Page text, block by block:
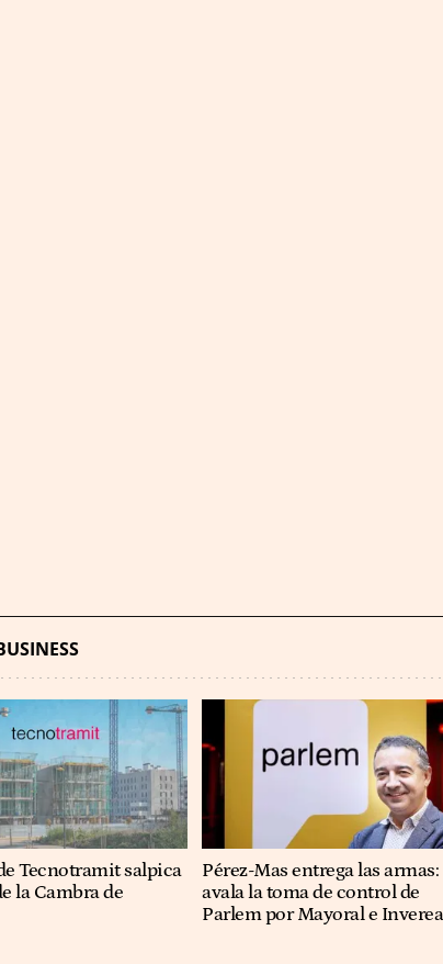
Tecnotramit salpica
la Cambra de
Pérez-Mas entrega las armas:
avala la toma de control de
Parlem por Mayoral e